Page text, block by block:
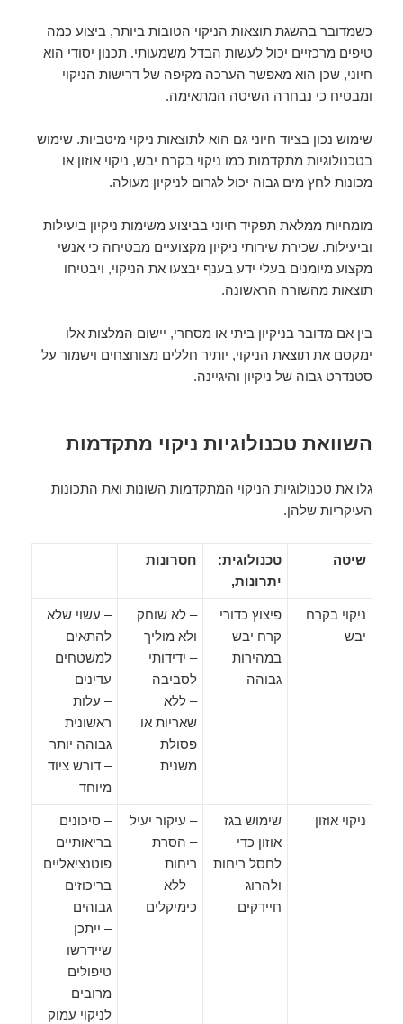
כשמדובר בהשגת תוצאות הניקוי הטובות ביותר, ביצוע כמה
טיפים מרכזיים יכול לעשות הבדל משמעותי. תכנון יסודי הוא
חיוני, שכן הוא מאפשר הערכה מקיפה של דרישות הניקוי
ומבטיח כי נבחרה השיטה המתאימה.
שימוש נכון בציוד חיוני גם הוא לתוצאות ניקוי מיטביות. שימוש
בטכנולוגיות מתקדמות כמו ניקוי בקרח יבש, ניקוי אוזון או
מכונות לחץ מים גבוה יכול לגרום לניקיון מעולה.
מומחיות ממלאת תפקיד חיוני בביצוע משימות ניקיון ביעילות
וביעילות. שכירת שירותי ניקיון מקצועיים מבטיחה כי אנשי
מקצוע מיומנים בעלי ידע בענף יבצעו את הניקוי, ויבטיחו
תוצאות מהשורה הראשונה.
בין אם מדובר בניקיון ביתי או מסחרי, יישום המלצות אלו
ימקסם את תוצאת הניקוי, יותיר חללים מצוחצחים וישמור על
סטנדרט גבוה של ניקיון והיגיינה.
השוואת טכנולוגיות ניקוי מתקדמות
גלו את טכנולוגיות הניקוי המתקדמות השונות ואת התכונות
העיקריות שלהן.
שיטה
טכנולוגית:
יתרונות,
חסרונות
ניקוי בקרח
יבש
פיצוץ כדורי
קרח יבש
במהירות
גבוהה
– לא שוחק
ולא מוליך
– ידידותי
לסביבה
– ללא
שאריות או
פסולת
משנית
– עשוי שלא
להתאים
למשטחים
עדינים
– עלות
ראשונית
גבוהה יותר
– דורש ציוד
מיוחד
ניקוי אוזון
שימוש בגז
אוזון כדי
לחסל ריחות
ולהרוג
חיידקים
– עיקור יעיל
– הסרת
ריחות
– ללא
כימיקלים
– סיכונים
בריאותיים
פוטנציאליים
בריכוזים
גבוהים
– ייתכן
שיידרשו
טיפולים
מרובים
לניקוי עמוק